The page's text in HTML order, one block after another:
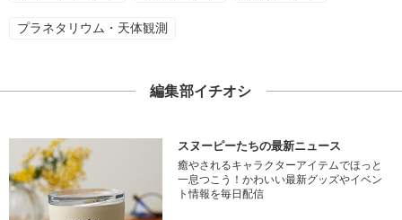
プラネタリウム・天体観測
編集部イチオシ
スヌーピーたちの最新ニュース
癒やされるキャラクターアイテムでほっと
一息つこう！かわいい最新グッズやイベン
ト情報を毎日配信